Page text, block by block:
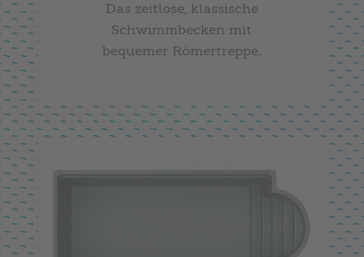
Das zeitlose, klassische
Schwimmbecken mit
bequemer Römertreppe.